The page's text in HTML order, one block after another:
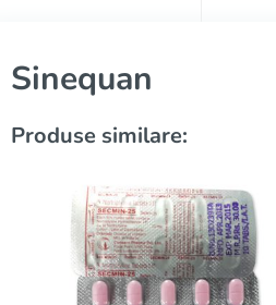
Sinequan
Produse similare: